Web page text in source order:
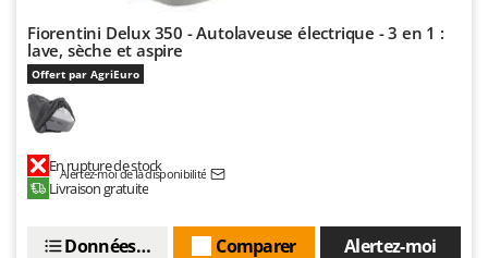
Mastercook
Masterpro
McCulloch
Michelin
Minox
Fiorentini Delux 350 - Autolaveuse électrique - 3 en 1 :
lave, sèche et aspire
Offert par AgriEuro
En rupture de stock
Alertez-moi de la disponibilité
Livraison gratuite
Alertez-moi
Comparer
Données techniques